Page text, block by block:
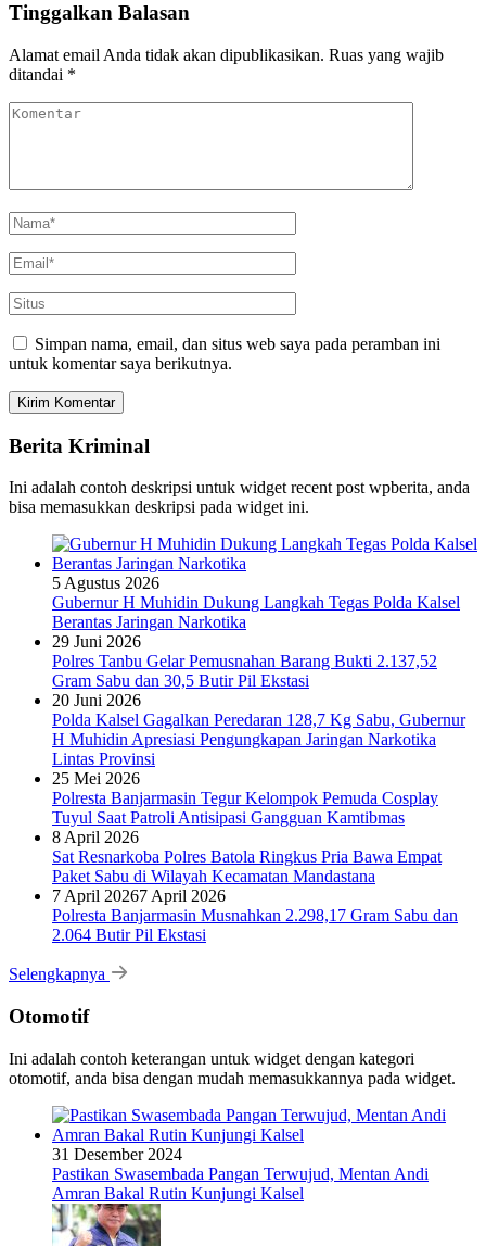
Tinggalkan Balasan
Alamat email Anda tidak akan dipublikasikan. Ruas yang wajib
ditandai *
Simpan nama, email, dan situs web saya pada peramban ini
untuk komentar saya berikutnya.
Berita Kriminal
Ini adalah contoh deskripsi untuk widget recent post wpberita, anda
bisa memasukkan deskripsi pada widget ini.
5 Agustus 2026
Gubernur H Muhidin Dukung Langkah Tegas Polda Kalsel
Berantas Jaringan Narkotika
29 Juni 2026
Polres Tanbu Gelar Pemusnahan Barang Bukti 2.137,52
Gram Sabu dan 30,5 Butir Pil Ekstasi
20 Juni 2026
Polda Kalsel Gagalkan Peredaran 128,7 Kg Sabu, Gubernur
H Muhidin Apresiasi Pengungkapan Jaringan Narkotika
Lintas Provinsi
25 Mei 2026
Polresta Banjarmasin Tegur Kelompok Pemuda Cosplay
Tuyul Saat Patroli Antisipasi Gangguan Kamtibmas
8 April 2026
Sat Resnarkoba Polres Batola Ringkus Pria Bawa Empat
Paket Sabu di Wilayah Kecamatan Mandastana
7 April 20267 April 2026
Polresta Banjarmasin Musnahkan 2.298,17 Gram Sabu dan
2.064 Butir Pil Ekstasi
Selengkapnya
Otomotif
Ini adalah contoh keterangan untuk widget dengan kategori
otomotif, anda bisa dengan mudah memasukkannya pada widget.
31 Desember 2024
Pastikan Swasembada Pangan Terwujud, Mentan Andi
Amran Bakal Rutin Kunjungi Kalsel